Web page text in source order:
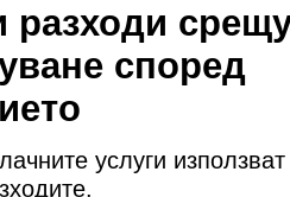
разходи
според
услуги